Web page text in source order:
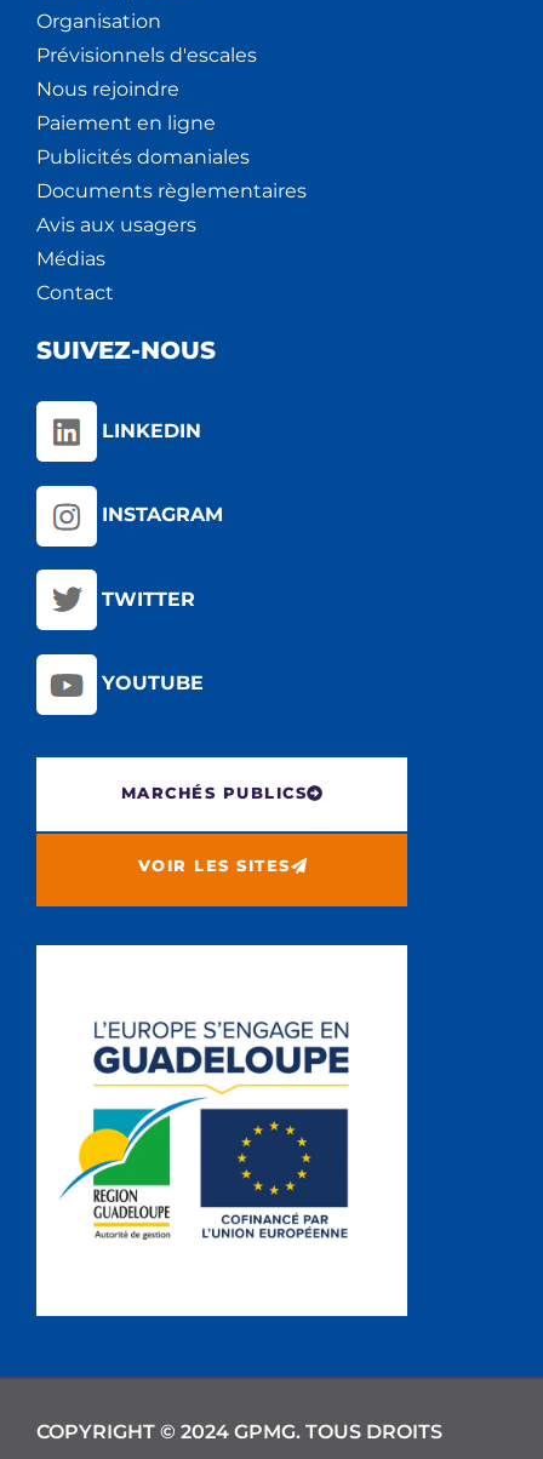
Organisation
Prévisionnels d'escales
Nous rejoindre
Paiement en ligne
Publicités domaniales
Documents règlementaires
Avis aux usagers
Médias
Contact
SUIVEZ-NOUS
LINKEDIN
INSTAGRAM
TWITTER
YOUTUBE
MARCHÉS PUBLICS
VOIR LES SITES
COPYRIGHT © 2024 GPMG. TOUS DROITS